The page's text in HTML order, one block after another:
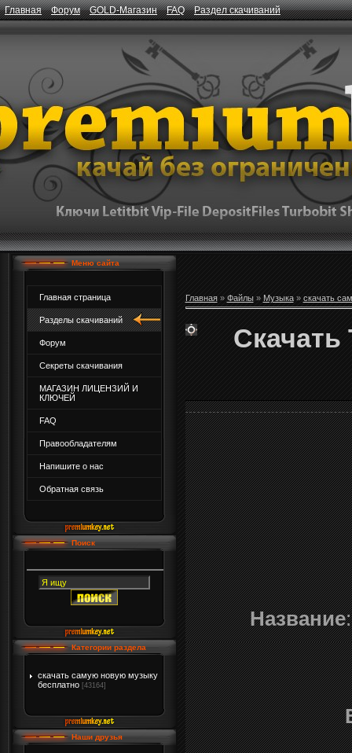
Главная Форум GOLD-Магазин FAQ Раздел скачиваний
Меню сайта
Главная страница
Разделы скачиваний
Форум
Секреты скачивания
МАГАЗИН ЛИЦЕНЗИЙ И
КЛЮЧЕЙ
FAQ
Правообладателям
Напишите о нас
Обратная связь
Поиск
Категории раздела
скачать самую новую музыку
бесплатно [43164]
Наши друзья
Главная» Файлы» Музыка» скачать
Скачать
Название